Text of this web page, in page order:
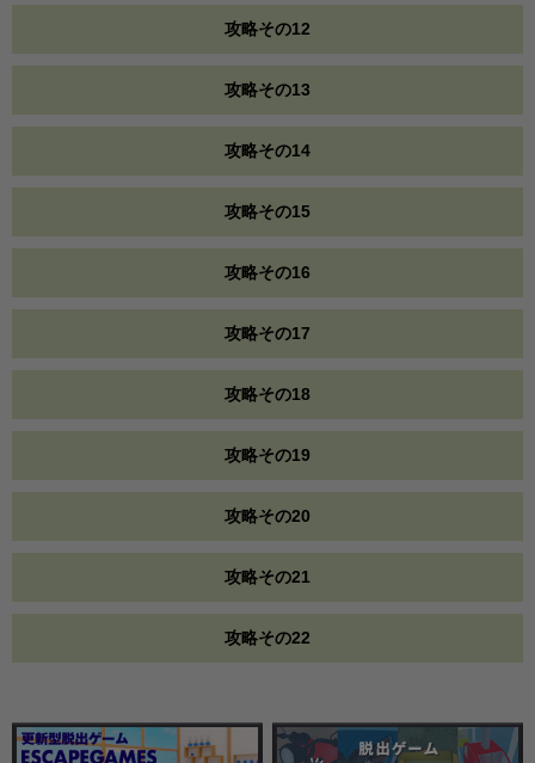
攻略その12
攻略その13
攻略その14
攻略その15
攻略その16
攻略その17
攻略その18
攻略その19
攻略その20
攻略その21
攻略その22